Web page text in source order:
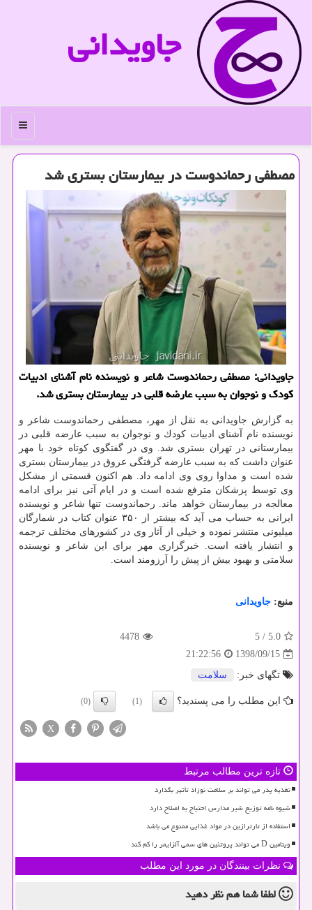
جاویدانی
منو
مصطفی رحماندوست در بیمارستان بستری شد
جاویدانی: مصطفی رحماندوست شاعر و نویسنده نام آشنای ادبیات
كودك و نوجوان به سبب عارضه قلبی در بیمارستان بستری شد.
به گزارش جاویدانی به نقل از مهر، مصطفی رحماندوست شاعر و
نویسنده نام آشنای ادبیات كودك و نوجوان به سبب عارضه قلبی در
بیمارستانی در تهران بستری شد. وی در گفتگوی كوتاه خود با مهر
عنوان داشت كه به سبب عارضه گرفتگی عروق در بیمارستان بستری
شده است و مداوا روی وی ادامه داد. هم اكنون قسمتی از مشكل
وی توسط پزشكان مترفع شده است و در ایام آتی نیز برای ادامه
معالجه در بیمارستان خواهد ماند. رحماندوست تنها شاعر و نویسنده
ایرانی به حساب می آید كه بیشتر از ۳۵۰ عنوان كتاب در شمارگان
میلیونی منتشر نموده و خیلی از آثار وی در كشورهای مختلف ترجمه
و انتشار یافته است. خبرگزاری مهر برای این شاعر و نویسنده
سلامتی و بهبود بیش از پیش را آرزومند است.
منبع: جاویدانی
5.0
/
5
4478
1398/09/15
21:22:56
تگهای خبر:
سلامت
این مطلب را می پسندید؟ (1)
(0)
X
تازه ترین مطالب مرتبط
تغذیه پدر می تواند بر سلامت نوزاد تأثیر بگذارد
شیوه نامه توزیع شیر مدارس احتیاج به اصلاح دارد
استفاده از تارترازین در مواد غذایی ممنوع می باشد
ویتامین D می تواند پروتئین های سمی آلزایمر را کم کند
نظرات بینندگان در مورد این مطلب
لطفا شما همنظر دهید